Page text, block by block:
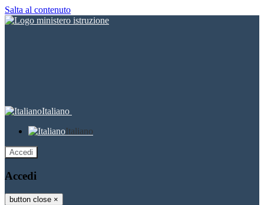
Salta al contenuto
Italiano
Italiano
Accedi
Accedi
button close ×